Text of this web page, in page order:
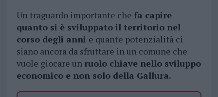
Un traguardo importante che fa capire
quanto si è sviluppato il territorio nel
corso degli anni e quante potenzialità ci
siano ancora da sfruttare in un comune che
vuole giocare un ruolo chiave nello sviluppo
economico e non solo della Gallura.